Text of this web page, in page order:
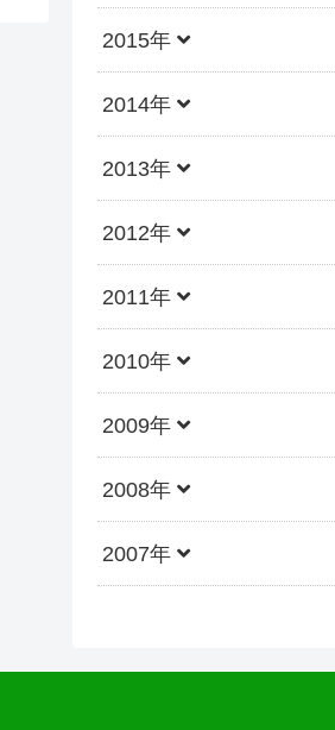
2015年
2014年
2013年
2012年
2011年
2010年
2009年
2008年
2007年